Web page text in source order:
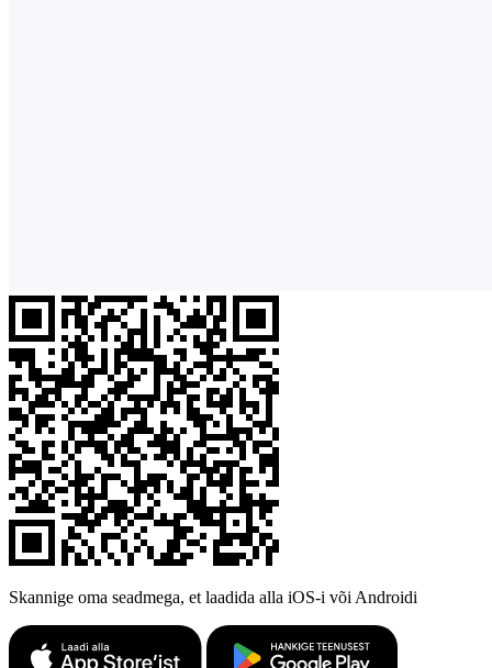
Skannige oma seadmega, et laadida alla iOS-i või Androidi